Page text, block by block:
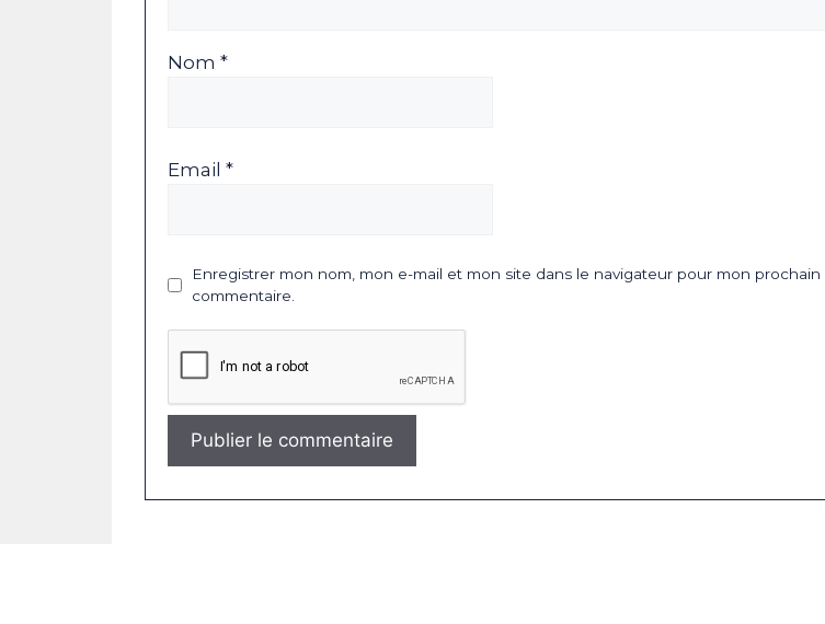
Nom *
Email *
Enregistrer mon nom, mon e-mail et mon site dans le navigateur pour mon prochain
commentaire.